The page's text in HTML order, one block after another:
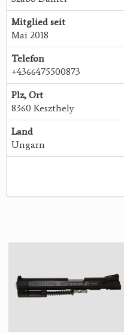
Mitglied seit
Mai 2018
Telefon
+4366475500873
Plz, Ort
8360 Keszthely
Land
Ungarn